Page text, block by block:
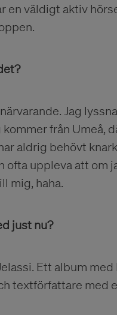
en väldigt aktiv
Jag
från Umeå,
aldrig behövt
ofta uppleva att om
mig, haha.
just nu?
Ett album
textförfattare med